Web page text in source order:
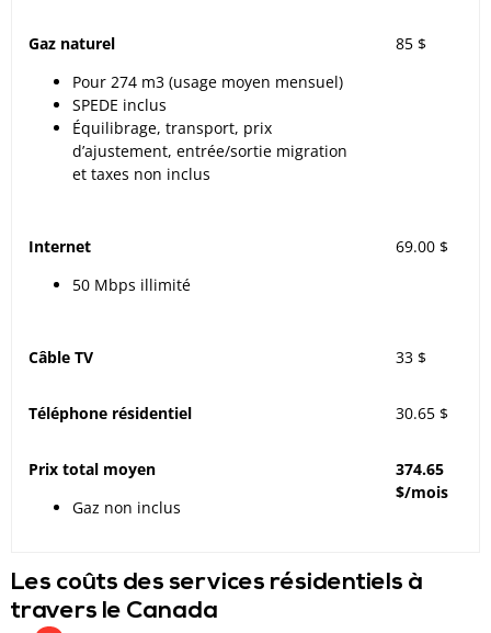
Gaz naturel
Pour 274 m3 (usage moyen mensuel)
SPEDE inclus
Équilibrage, transport, prix
d’ajustement, entrée/sortie migration
et taxes non inclus
85 $
Internet
50 Mbps illimité
69.00 $
Câble TV 33 $
Téléphone résidentiel 30.65 $
Prix total moyen
Gaz non inclus
374.65
$/mois
Les coûts des services résidentiels à
travers le Canada